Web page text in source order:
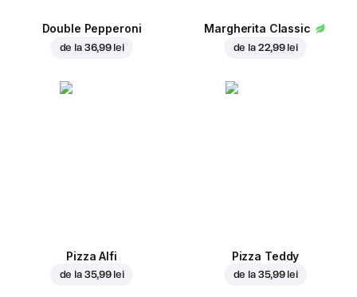
Double Pepperoni
de la 36,99 lei
Margherita Classic
de la 22,99 lei
Pizza Alfi
de la 35,99 lei
Pizza Teddy
de la 35,99 lei